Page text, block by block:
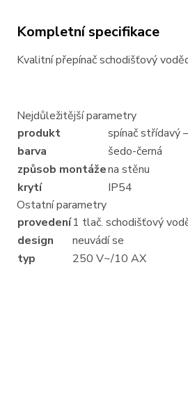
Kompletní specifikace
Kvalitní přepínač schodišťový
Nejdůležitější parametry
produkt
spínač střídavý
barva
šedo-černá
způsob montážena stěnu
krytí
IP54
Ostatní parametry
provedení1 tlač. schodišťový
design
neuvádí se
typ
250 V~/10 AX